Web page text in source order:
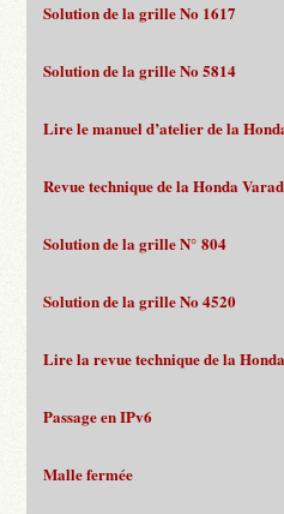
Solution de la grille No 1617
Solution de la grille No 5814
Lire le manuel d’atelier de la
Revue technique de la Honda
Solution de la grille N° 804
Solution de la grille No 4520
Lire la revue technique de la
Passage en IPv6
Malle fermée